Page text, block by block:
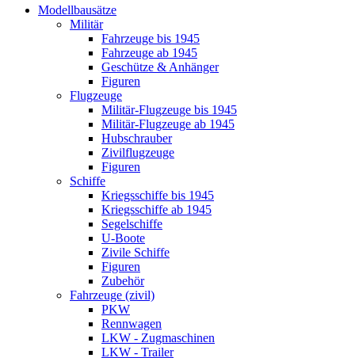
Modellbausätze
Militär
Fahrzeuge bis 1945
Fahrzeuge ab 1945
Geschütze & Anhänger
Figuren
Flugzeuge
Militär-Flugzeuge bis 1945
Militär-Flugzeuge ab 1945
Hubschrauber
Zivilflugzeuge
Figuren
Schiffe
Kriegsschiffe bis 1945
Kriegsschiffe ab 1945
Segelschiffe
U-Boote
Zivile Schiffe
Figuren
Zubehör
Fahrzeuge (zivil)
PKW
Rennwagen
LKW - Zugmaschinen
LKW - Trailer